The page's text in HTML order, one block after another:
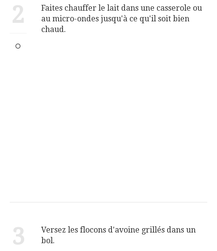
2
Faites chauffer le lait dans une casserole ou
au micro-ondes jusqu'à ce qu'il soit bien
chaud.
3
Versez les flocons d'avoine grillés dans un
bol.